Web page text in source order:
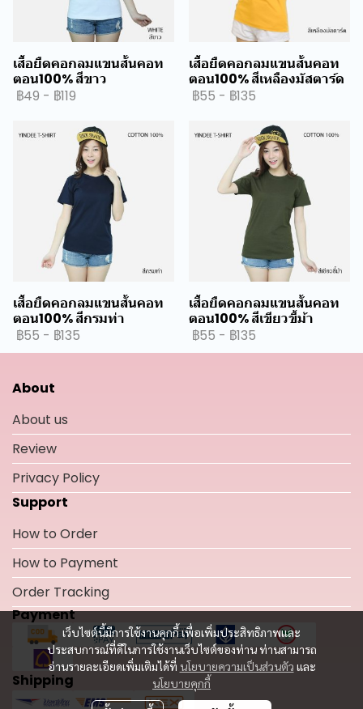
เสื้อยืดคอกลมแขนสั้นคอท
ตอน100% สีขาว
฿49 - ฿119
เสื้อยืดคอกลมแขนสั้นคอท
ตอน100% สีเหลืองมัสตาร์ด
฿55 - ฿135
เสื้อยืดคอกลมแขนสั้นคอท
ตอน100% สีกรมท่า
฿55 - ฿135
เสื้อยืดคอกลมแขนสั้นคอท
ตอน100% สีเขียวขี้ม้า
฿55 - ฿135
เว็บไซต์นี้มีการใช้งานคุกกี้ เพื่อเพิ่มประสิทธิภาพและ
ประสบการณ์ที่ดีในการใช้งานเว็บไซต์ของท่าน ท่านสามารถ
อ่านรายละเอียดเพิ่มเติมได้ที่ นโยบายความเป็นส่วนตัว และ
นโยบายคุกกี้
About
About us
Review
Privacy Policy
Support
How to Order
How to Payment
Order Tracking
Payment
Shipping